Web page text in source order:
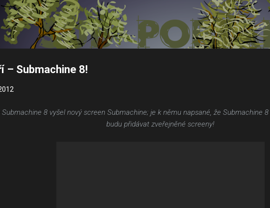
Přeskočit na hlavní obsah
– Submachine 8!
8 vyšel nový screen Submachine; je k němu napsané, že Submachine
budu přidávat zveřejněné screeny!